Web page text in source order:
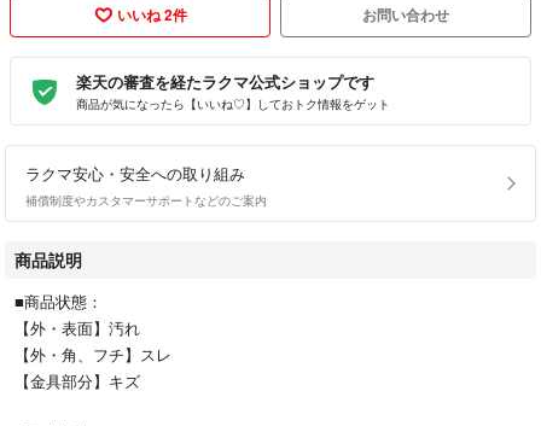
いいね 2件 お問い合わせ
楽天の審査を経たラクマ公式ショップです
商品が気になったら【いいね♡】しておトク情報をゲット
ラクマ安心・安全への取り組み
補償制度やカスタマーサポートなどのご案内
商品説明
■商品状態：
【外・表面】汚れ
【外・角、フチ】スレ
【金具部分】キズ